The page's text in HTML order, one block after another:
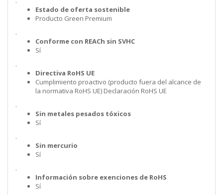
Estado de oferta sostenible
Producto Green Premium
.
Conforme con REACh sin SVHC
Sí
.
Directiva RoHS UE
Cumplimiento proactivo (producto fuera del alcance de
la normativa RoHS UE) Declaración RoHS UE
.
Sin metales pesados tóxicos
Sí
.
Sin mercurio
Sí
.
Información sobre exenciones de RoHS
Sí